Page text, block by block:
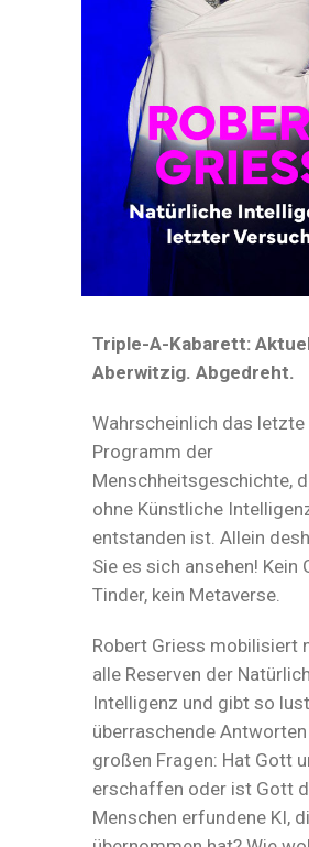
Triple-A-Kabarett:
Aberwitzig. Abgedreht.
Wahrscheinlich das letzte
Programm der
Menschheitsgeschichte,
ohne Künstliche
entstanden ist. Allein
Sie es sich ansehen! Kein
Tinder, kein Metaverse.
Robert Griess mobilisiert
alle Reserven der
Intelligenz und gibt so
überraschende
großen Fragen: Hat Gott
erschaffen oder ist Gott
Menschen erfundene KI,